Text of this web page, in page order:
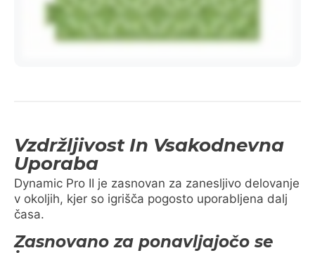
Vzdržljivost In Vsakodnevna
Uporaba
Dynamic Pro II je zasnovan za zanesljivo delovanje
v okoljih, kjer so igrišča pogosto uporabljena dalj
časa.
Zasnovano za ponavljajočo se